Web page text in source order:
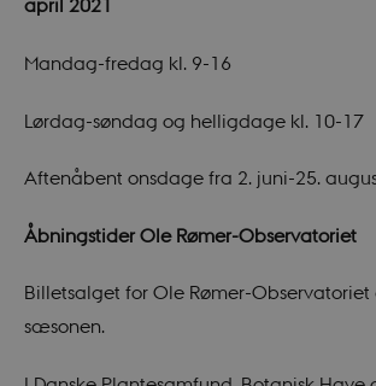
april 2021
Mandag-fredag kl. 9-16
Lørdag-søndag og helligdage kl. 10-17
Aftenåbent onsdage fra 2. juni-25.
Åbningstider Ole Rømer-Observatoriet
Billetsalget for Ole Rømer-Observatoriet
sæsonen.
hjemmesiden brugbar ved at aktivere nogle
CookieScriptConsent